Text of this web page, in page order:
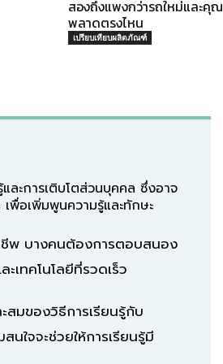
สองถึงแพงกว่ารถใหม่และคุณ
พลาดตรงไหน
เปรียบเทียบผลิตภัณฑ์
ะการเติบโตส่วนบุคคล ซึ่งอาจ
พื่อเพิ่มพูนความรู้และทักษะ
ชีพ บางคนต้องการตอบสนอง
เทคโนโลยีที่รวดเร็ว
มของวิธีการเรียนรู้กับ
ใจจะช่วยให้การเรียนรู้มี